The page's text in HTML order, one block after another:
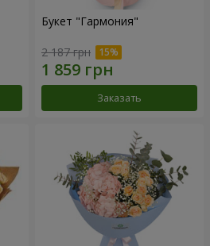
Букет "Гармония"
2 187 грн
Заказать